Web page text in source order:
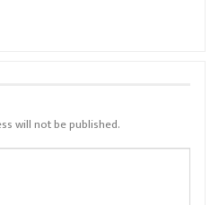
will not be published.